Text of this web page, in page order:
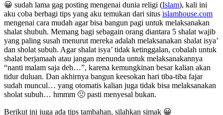
😀 sudah lama gag posting mengenai dunia religi (Islam), kali ini
aku coba berbagi tips yang aku temukan dari situs islamhouse.com
mengenai cara mudah agar bisa bangun pagi untuk melaksanakan
shalat shubuh. Memang bagi sebagain orang diantara 5 shalat wajib
yang paling susah menurut mereka adalah melaksanakan shalat isya’
dan sholat subuh. Agar shalat isya’ tidak ketinggalan, cobalah untuk
shalat berjamaah atau jangan menunda untuk melaksanakannya
“nanti malam saja deh…”, karena kemungkinan besar kalian akan
tidur duluan. Dan akhirnya bangun keesokan hari tiba-tiba fajar
sudah muncul… yang otomatis kalian juga tidak bisa melaksanakan
sholat subuh… hmmm 🙁 pasti menyesal bukan.
Berikut ini juga ada tips tambahan, silahkan simak 😀